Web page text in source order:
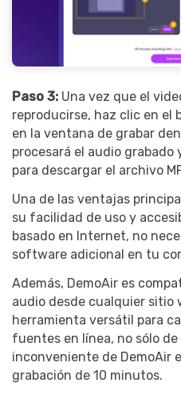
Paso 3: Una vez que el
reproducirse, haz clic en el
en la ventana de grabar
procesará el audio
para descargar el archivo
Una de las ventajas
su facilidad de uso y
basado en Internet, no
software adicional en tu
Además, DemoAir es
audio desde cualquier sitio
herramienta versátil para
fuentes en línea, no sólo de
inconveniente de DemoAir
grabación de 10 minutos.